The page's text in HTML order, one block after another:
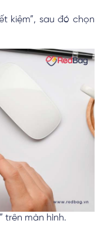
kiệm”, sau đó chọn
trên màn hình.